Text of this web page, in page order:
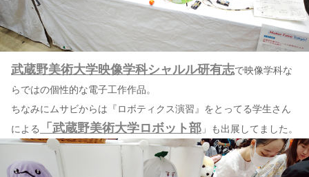
武蔵野美術大学映像学科シャルル研有志で映像学科な
らではの個性的な電子工作作品。
ちなみにムサビからは『ロボティクス演習』をとってる学生さん
による
「武蔵野美術大学ロボット部 」も出展してました。